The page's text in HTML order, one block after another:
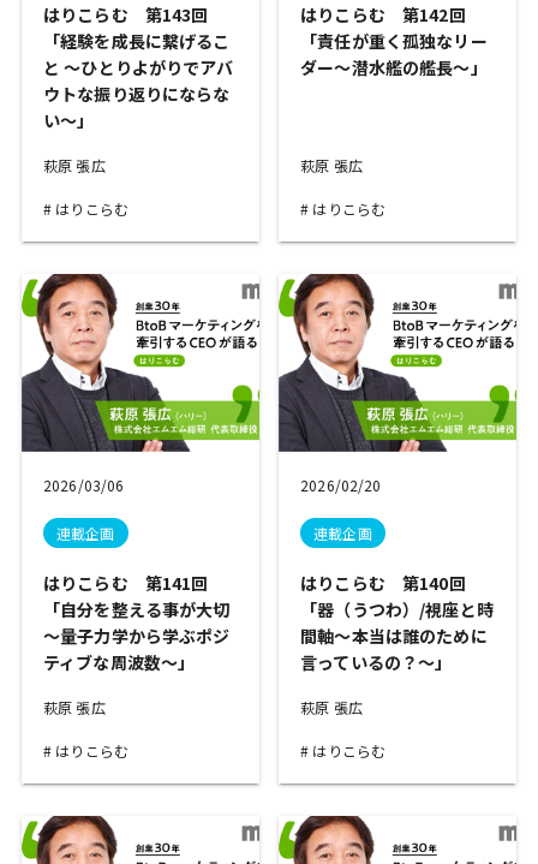
はりこらむ 第143回
「経験を成長に繋げるこ
と ～ひとりよがりでアバ
ウトな振り返りにならな
い～」
萩原 張広
はりこらむ
はりこらむ 第142回
「責任が重く孤独なリー
ダー～潜水艦の艦長～」
萩原 張広
はりこらむ
2026/03/06
連載企画
はりこらむ 第141回
「自分を整える事が大切
～量子力学から学ぶポジ
ティブな周波数～」
萩原 張広
はりこらむ
2026/02/20
連載企画
はりこらむ 第140回
「器（うつわ）/視座と時
間軸～本当は誰のために
言っているの？～」
萩原 張広
はりこらむ